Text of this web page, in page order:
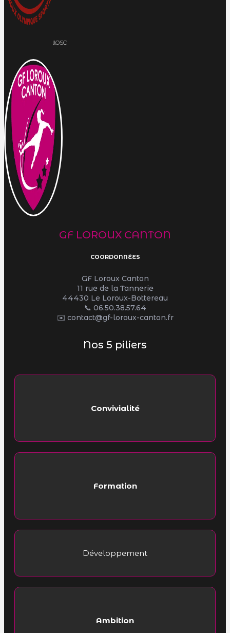
llOSC
GF LOROUX CANTON
COORDONNÉES
GF Loroux Canton
11 rue de la Tannerie
44430 Le Loroux-Bottereau
📞 06.50.38.57.64
✉️ contact@gf-loroux-canton.fr
Nos 5 piliers
Convivialité
Formation
Développement
Ambition